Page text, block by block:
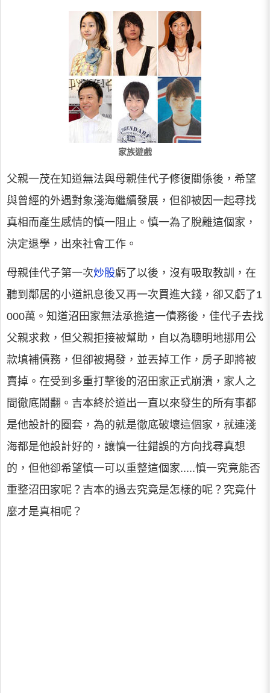
家族遊戲
父親一茂在知道無法與母親佳代子修復關係後，希望
與曾經的外遇對象淺海繼續發展，但卻被因一起尋找
真相而產生感情的慎一阻止。慎一為了脫離這個家，
決定退學，出來社會工作。
母親佳代子第一次炒股虧了以後，沒有吸取教訓，在
聽到鄰居的小道訊息後又再一次買進大錢，卻又虧了1
000萬。知道沼田家無法承擔這一債務後，佳代子去找
父親求救，但父親拒接被幫助，自以為聰明地挪用公
款填補債務，但卻被揭發，並丟掉工作，房子即將被
賣掉。在受到多重打擊後的沼田家正式崩潰，家人之
間徹底鬧翻。吉本終於道出一直以來發生的所有事都
是他設計的圈套，為的就是徹底破壞這個家，就連淺
海都是他設計好的，讓慎一往錯誤的方向找尋真想
的，但他卻希望慎一可以重整這個家.....慎一究竟能否
重整沼田家呢？吉本的過去究竟是怎樣的呢？究竟什
麼才是真相呢？